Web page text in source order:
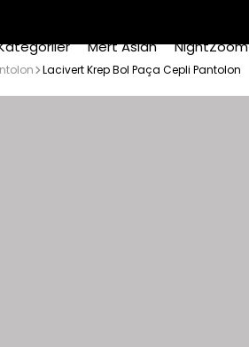
Mert Aslan NightZoom
Lacivert Krep Bol Paça Cepli Pantolon